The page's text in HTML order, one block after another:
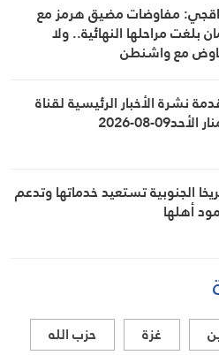
مفاوضات مضيق هرمز مع
بلغت مراحلها النهائية.. ولا
مع واشنطن
نشرة الأخبار الرئيسية لقناة
الأحد09-08-2026
الجنوبية تستعيد خدماتها وتدعم
أهلها
غزة
حزب الله